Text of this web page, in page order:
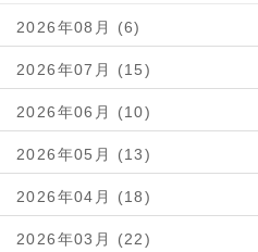
2026年08月 (6)
2026年07月 (15)
2026年06月 (10)
2026年05月 (13)
2026年04月 (18)
2026年03月 (22)